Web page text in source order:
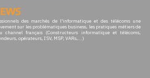
des marchés de l'informatique et des télécoms une
sur les problématiques business, les pratiques métiers de
channel français (Constructeurs informatique et télécoms,
opérateurs, ISV, MSP, VARs,...)